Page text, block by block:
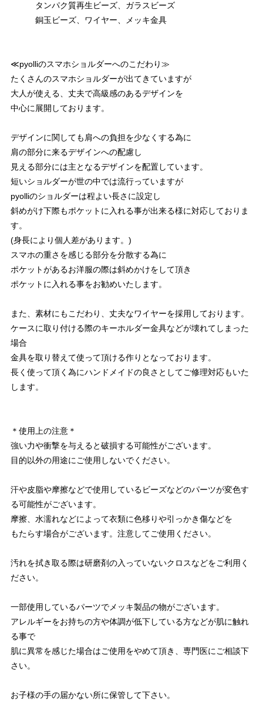
タンパク質再生ビーズ、ガラスビーズ
銅玉ビーズ、ワイヤー、メッキ金具
≪pyolliのスマホショルダーへのこだわり≫
たくさんのスマホショルダーが出てきていますが
大人が使える、丈夫で高級感のあるデザインを
中心に展開しております。
デザインに関しても肩への負担を少なくする為に
肩の部分に来るデザインへの配慮し
見える部分には主となるデザインを配置しています。
短いショルダーが世の中では流行っていますが
pyolliのショルダーは程よい長さに設定し
斜めがけ下際もポケットに入れる事が出来る様に対応しておりま
す。
(身長により個人差があります。)
スマホの重さを感じる部分を分散する為に
ポケットがあるお洋服の際は斜めかけをして頂き
ポケットに入れる事をお勧めいたします。
また、素材にもこだわり、丈夫なワイヤーを採用しております。
ケースに取り付ける際のキーホルダー金具などが壊れてしまった
場合
金具を取り替えて使って頂ける作りとなっております。
長く使って頂く為にハンドメイドの良さとしてご修理対応もいた
します。
＊使用上の注意＊
強い力や衝撃を与えると破損する可能性がございます。
目的以外の用途にご使用しないでください。
汗や皮脂や摩擦などで使用しているビーズなどのパーツが変色す
る可能性がございます。
摩擦、水濡れなどによって衣類に色移りや引っかき傷などを
もたらす場合がございます。注意してご使用ください。
汚れを拭き取る際は研磨剤の入っていないクロスなどをご利用く
ださい。
一部使用しているパーツでメッキ製品の物がございます。
アレルギーをお持ちの方や体調が低下している方などが肌に触れ
る事で
肌に異常を感じた場合はご使用をやめて頂き、専門医にご相談下
さい。
お子様の手の届かない所に保管して下さい。